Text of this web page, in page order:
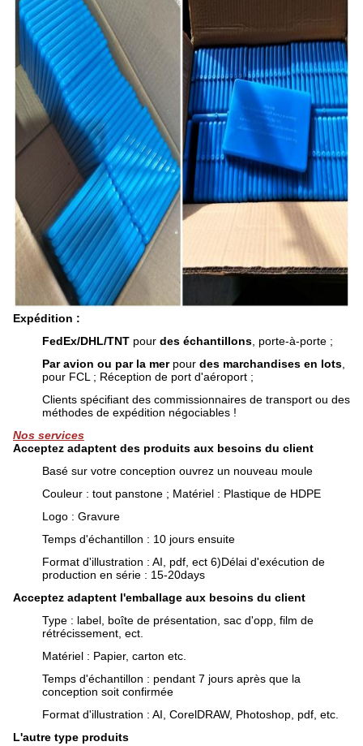
Expédition :
FedEx/DHL/TNT pour des échantillons , porte-à-porte ;
Par avion ou par la merpour des marchandises en lots
pour FCL ; Réception de port d'aéroport ;
Clients spécifiant des commissionnaires de transport ou des
méthodes de expédition négociables !
Nos services
Acceptez adaptent des produits aux besoins du client
Basé sur votre conception ouvrez un nouveau moule
Couleur : tout panstone ; Matériel : Plastique de HDPE
Logo : Gravure
Temps d'échantillon : 10 jours ensuite
Format d'illustration : AI, pdf, ect 6)Délai d'exécution de
production en série : 15-20days
Acceptez adaptent l'emballage aux besoins du client
Type : label, boîte de présentation, sac d'opp, film de
rétrécissement, ect.
Matériel : Papier, carton etc.
Temps d'échantillon : pendant 7 jours après que la
conception soit confirmée
Format d'illustration : AI, CorelDRAW, Photoshop, pdf, etc.
L'autre type produits